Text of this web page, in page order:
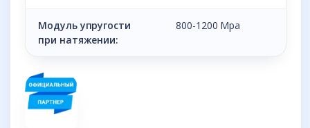
Модуль упругости
при натяжении:
800-1200 Mpa